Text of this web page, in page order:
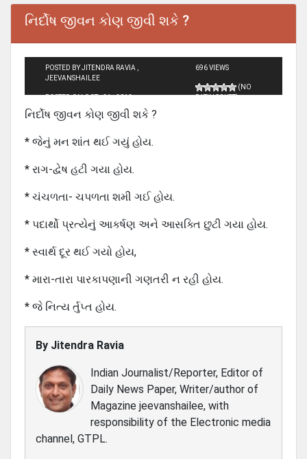
નિર્દોષ જીવન કોણ જીવી શકે ?
POSTED BY JITENDRA RAVIA ,
JEEVANSHAILEE
POSTED ON OCT - 24 - 2012
696 VIEWS
(NO
RATINGS YET)
નિર્દોષ જીવન કોણ જીવી શકે ?
* જેનું મન શાંત થઈ ગયું હોય.
* રાગ-દ્વેષ હટી ગયા હોય.
* ચંચળતા- ચપળતા શમી ગઈ હોય.
* પદાર્થો પ્રત્યેનું આકર્ષણ અને આસક્તિ છુટી ગયા હોય.
* સ્વાર્થ દૂર થઈ ગયો હોય,
* મારા-તારા પારકાપણાની ગણતરી ન રહી હોય.
* જે નિત્ય ર્તુપ્ત હોય.
By Jitendra Ravia
Indian Journalist/Reporter, Editor of
Daily News Paper, Writer/author of
Magazine jeevanshailee, with
responsibility of the Electronic media
channel, GTPL.